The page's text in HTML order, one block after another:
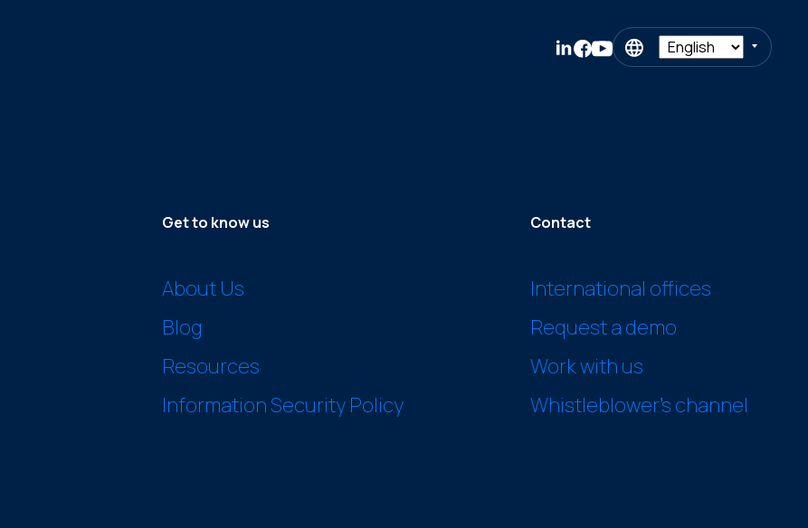
Get to know us
About Us
Blog
Resources
Information Security Policy
Contact
International offices
Request a demo
Work with us
Whistleblower’s channel